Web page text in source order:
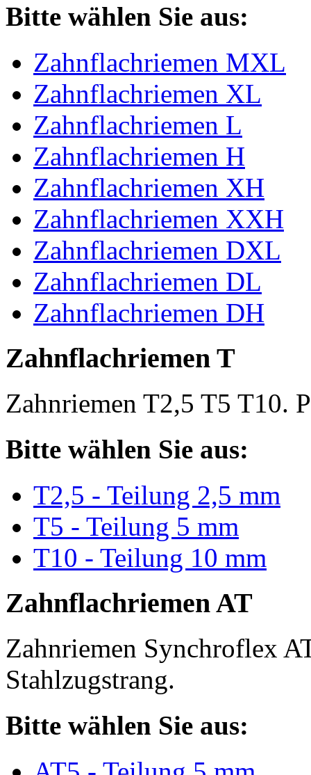
Bitte wählen Sie aus:
Zahnflachriemen MXL
Zahnflachriemen XL
Zahnflachriemen L
Zahnflachriemen H
Zahnflachriemen XH
Zahnflachriemen XXH
Zahnflachriemen DXL
Zahnflachriemen DL
Zahnflachriemen DH
Zahnflachriemen T
Zahnriemen T2,5 T5 T10.
Bitte wählen Sie aus:
T2,5 - Teilung 2,5 mm
T5 - Teilung 5 mm
T10 - Teilung 10 mm
Zahnflachriemen AT
Zahnriemen Synchroflex
Stahlzugstrang.
Bitte wählen Sie aus: